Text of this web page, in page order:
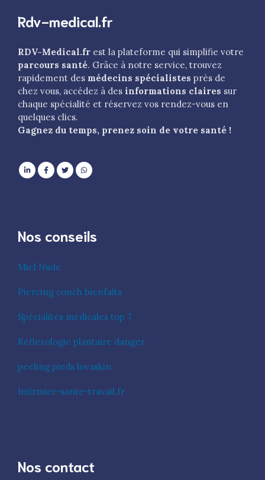
Rdv-medical.fr
RDV-Medical.fr est la plateforme qui simplifie votre
parcours santé. Grâce à notre service, trouvez
rapidement des médecins spécialistes près de
chez vous, accédez à des informations claires sur
chaque spécialité et réservez vos rendez-vous en
quelques clics.
Gagnez du temps, prenez soin de votre santé !
Nos conseils
Miel Nude
Piercing conch bienfaits
Spécialités médicales top 7
Réflexologie plantaire danger
peeling pieds lovaskin
Infirmier-sante-travail.fr
Nos contact